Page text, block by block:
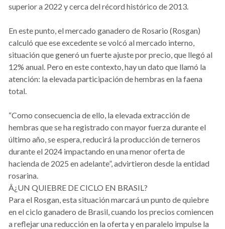
superior a 2022 y cerca del récord histórico de 2013.
En este punto, el mercado ganadero de Rosario (Rosgan)
calculó que ese excedente se volcó al mercado interno,
situación que generó un fuerte ajuste por precio, que llegó al
12% anual. Pero en este contexto, hay un dato que llamó la
atención: la elevada participación de hembras en la faena
total.
“Como consecuencia de ello, la elevada extracción de
hembras que se ha registrado con mayor fuerza durante el
último año, se espera, reducirá la producción de terneros
durante el 2024 impactando en una menor oferta de
hacienda de 2025 en adelante”, advirtieron desde la entidad
rosarina.
Â¿UN QUIEBRE DE CICLO EN BRASIL?
Para el Rosgan, esta situación marcará un punto de quiebre
en el ciclo ganadero de Brasil, cuando los precios comiencen
a reflejar una reducción en la oferta y en paralelo impulse la